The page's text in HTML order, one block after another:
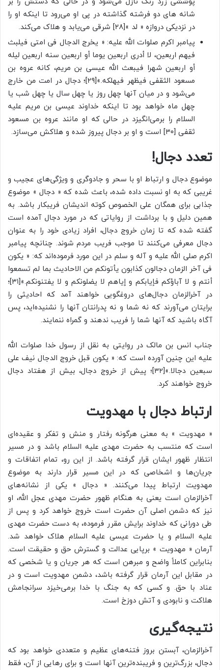
شانه های دو فرشته گذاشته در پی او می‌رود تا اینکه او را
در نزدیکی دروازه « لد »[۲۸] شرقی می‌یابد و هلاک می‌کند.
پیامبر اکرم صلوات الله علیه: « یخرج الدجال فی امتی فیلبث
فیهم اربعین، لا أدری اربعین یوما أو اربعین سنه اربعین لیله
أو اربعین شهرا فیبعث الله عیسی بن مریم، کانه عروه بن
مسعود الثقفی فیظهر فیهلکه.»[۲۹]؛ دجال در امت من خارج
می‌شود و در میان آنها چهل روز یا چهل سال یا چهل شب یا
چهل ماه خواهد بود تا اینکه خداوند عیسی بن مریم علیه
السلام را برمی‌انگیزد در حالی که او مانند عروه بن مسعود
ثقفی [۳۰] است و او بر دجال پیروز شده و هلاکش می‌سازد.
تعدد دجال!
موضوع دجال و ارتباط او با سحر و جادوگری و ویژگی‌های عجیب و
غریبی که به او نسبت داده شده، باعث شده که « دجال » موضوع
جذابی برای همگان علی الخصوص کوته اندیشان فریبکار باشد. به
همین دلیل و با برداشت از روایاتی که در مورد دجال آمده است
گفته شده که تا زمان خروج دجال، افراد زیادی خود را به عنوان
دجال معرفی می‌کنند تا موجب فریب مردم شوند. چنانچه پیامبر
اکرم صلی الله علیه و آله و سلم در این مورد فرموده‌اند که: « یکون
فی آخر الزمان دجالون کذابون یأتونکم من الاحادیث بما لم تسمعوا
أنتم و لا آباؤکم فإیابکم و إیاهم لا یضلونکم و لا یفتنونکم.»[۳۱]؛
در آخرالزمان دجال‌های دروغگویی خواهند آمد که احادیثی را
برایتان می‌آورند که نه شما و نه پدرانتان آنها را نشنیده‌اید، پس
آگاه باشید که آنها شما را فریب ندهند و گمراه ننمایند.
جناب انس بن مالک در روایتی به نقل از رسول خدا صلوات الله
علیه این چنین آورده است که: « یکون قبل خروج الدجال نیف علی
سبعین دجالا.»[۳۲]؛ پیش از خروج دجال، بیش از هفتاد دجال
خروج خواهند کرد.
ارتباط دجال با مهدویت
« مهدویت » به معنی هرگونه رفتار و منش و تفکر و عقیده‌ای
است که منتسب به حضرت مهدی علیه السلام باشد و در مسیر
انتظار ظهور ایشان قرار گرفته باشد. از این رو، تمام اتفاقات و
جریان‌ها و اشخاصی که در این مسیر قرار دارند به موضوع
مهدویت ارتباط پیدا می‌کنند. « دجال » یکی از نشانه‌های
آخرالزمان است یعنی به هنگام ظهور حضرت مهدی عجل الله، او
نیز که دشمن اصلی آن حضرت است خروج خواهد کرد و پس از
طی دورانی که خداوند برایش مقرر فرموده، به دست حضرت مهدی
علیه السلام و یا حضرت عیسی علیه السلام هلاک خواهد شد.
آرمان « مهدویت » برپایی عدالت و گسترش حق و حقیقت است.
بنابراین کاملاً واضح و مبرهن است که هر جریان و یا شخصی که
در مقابل این آرمان قرار گرفته باشد، دشمن مهدویت است و در
عناد با حق. و کسی که به جنگ با خدا برمی‌خیزد سرانجامش
هلاکت و نابودی و آتش دوزخ است.
نتیجه‌گیری
آخرالزمان، آبستن بروز فتنه‌های عظیم و متعددی خواهد بود که
دجال، بزرگ‌ترین و فریبنده‌ترین آنها است و برای رهایی از آن، فقط